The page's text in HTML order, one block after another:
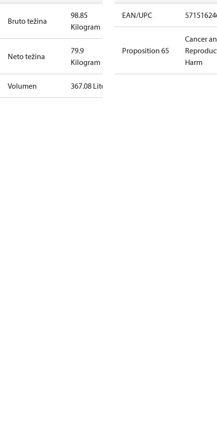
Bruto težina
98.85
Kilogram
Neto težina
79.9
Kilogram
Volumen 367.08 Liter
EAN/UPC
Proposition 65
Cancer
Harm